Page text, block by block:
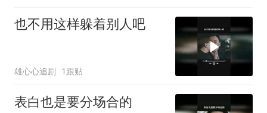
也不用这样躲着别人吧
雄心心追剧 1跟贴
表白也是要分场合的